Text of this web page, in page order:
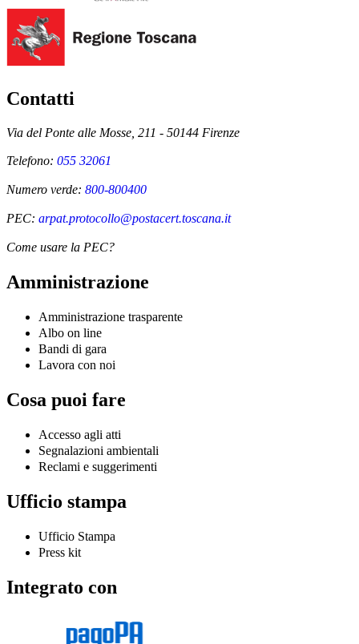
Contatti
Via del Ponte alle Mosse, 211 - 50144 Firenze
Telefono: 055 32061
Numero verde: 800-800400
PEC: arpat.protocollo@postacert.toscana.it
Come usare la PEC?
Amministrazione
Amministrazione trasparente
Albo on line
Bandi di gara
Lavora con noi
Cosa puoi fare
Accesso agli atti
Segnalazioni ambientali
Reclami e suggerimenti
Ufficio stampa
Ufficio Stampa
Press kit
Integrato con